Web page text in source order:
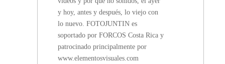
y hoy, antes y después, lo viejo con
lo nuevo. FOTOJUNTIN es
soportado por FORCOS Costa Rica y
patrocinado principalmente por
www.elementosvisuales.com